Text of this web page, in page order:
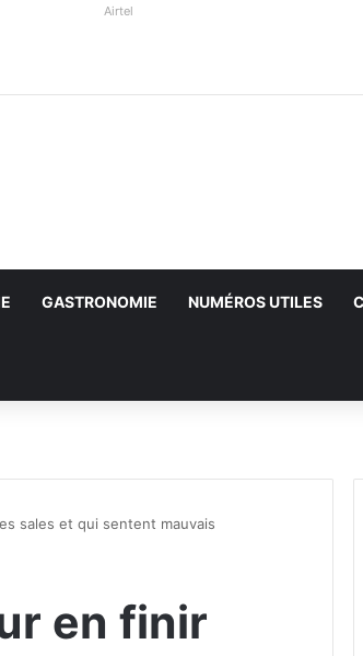
Airtel
GASTRONOMIE NUMÉROS UTILES
sales et qui sentent mauvais
en finir